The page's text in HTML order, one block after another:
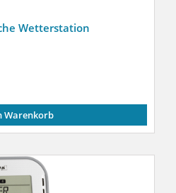
Wetterstation
Warenkorb